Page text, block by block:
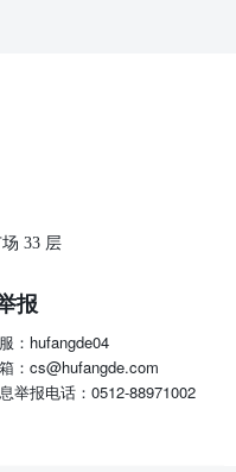
33 层
报
：hufangde04
：cs@hufangde.com
举报电话：0512-88971002